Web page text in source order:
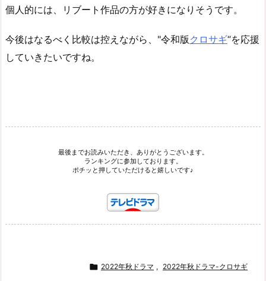
個人的には、リブート作品の方が好きになりそうです。
今後はなるべく比較は控えながら、"令和版 クロサギ“を応援
していきたいですね。
最後までお読みいただき、ありがとうございます。
ランキングに参加しております。
ポチッと押していただけると嬉しいです♪
 2022年秋ドラマ , 2022年秋ドラマ-クロサギ